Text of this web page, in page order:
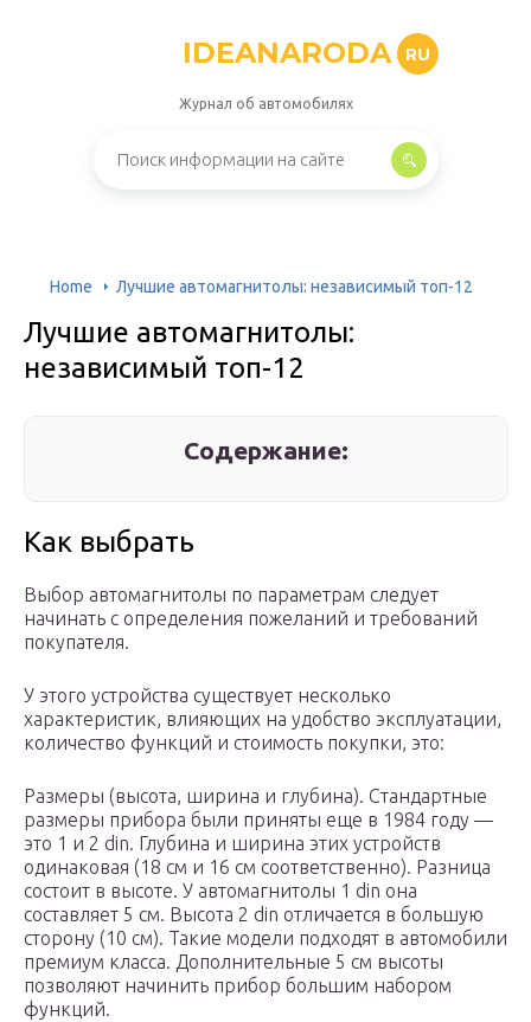
IDEANARODA RU
Журнал об автомобилях
Home Лучшие автомагнитолы: независимый топ-12
Лучшие автомагнитолы:
независимый топ-12
Содержание:
Как выбрать
Выбор автомагнитолы по параметрам следует
начинать с определения пожеланий и требований
покупателя.
У этого устройства существует несколько
характеристик, влияющих на удобство эксплуатации,
количество функций и стоимость покупки, это:
Размеры (высота, ширина и глубина). Стандартные
размеры прибора были приняты еще в 1984 году —
это 1 и 2 din. Глубина и ширина этих устройств
одинаковая (18 см и 16 см соответственно). Разница
состоит в высоте. У автомагнитолы 1 din она
составляет 5 см. Высота 2 din отличается в большую
сторону (10 см). Такие модели подходят в автомобили
премиум класса. Дополнительные 5 см высоты
позволяют начинить прибор большим набором
функций.